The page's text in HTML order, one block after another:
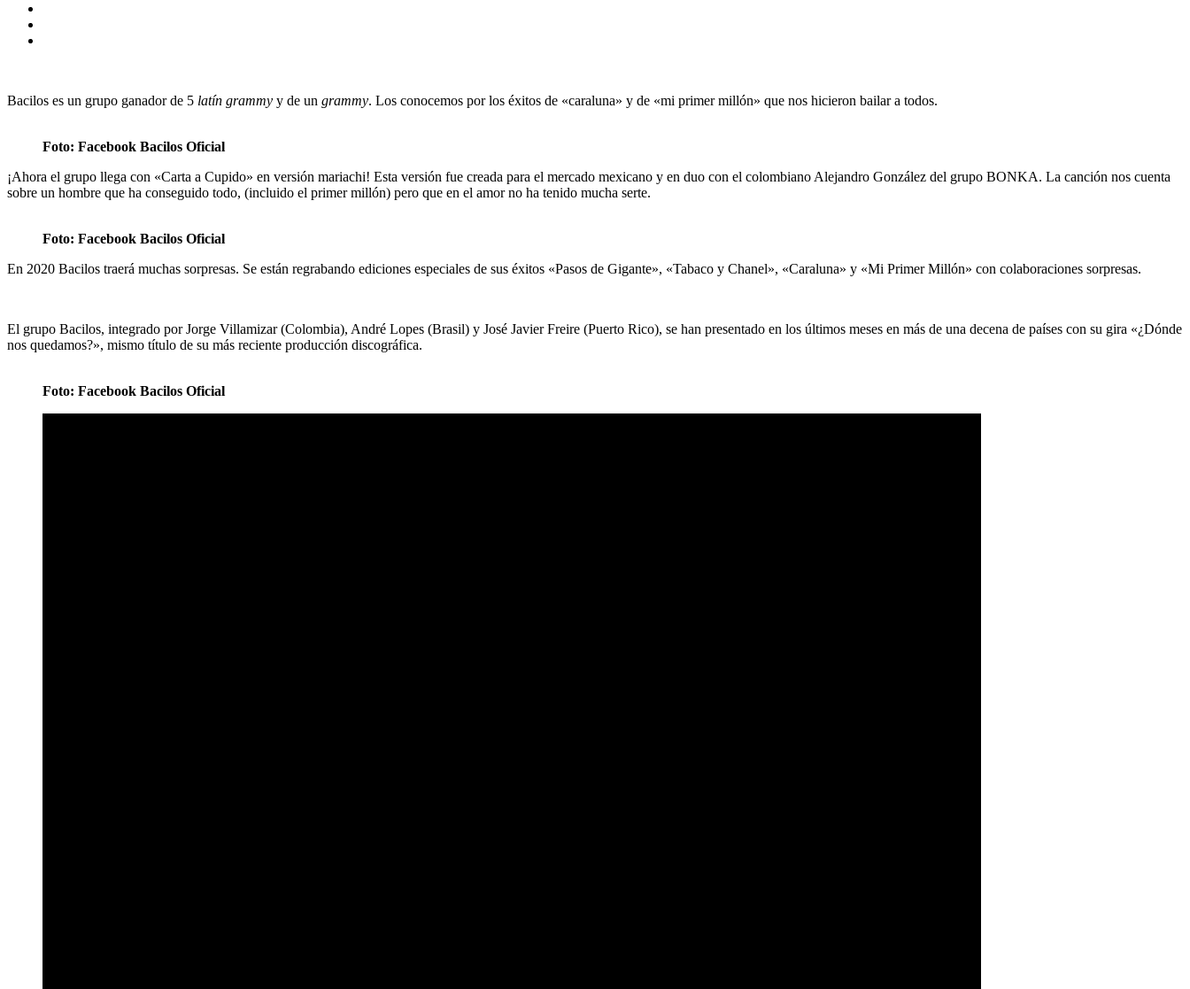
Bacilos es un grupo ganador de 5 latín grammy y de un grammy. Los conocemos por los éxitos de «caraluna» y de «mi primer millón» que nos hicieron bailar a todos.
Foto: Facebook Bacilos Oficial
¡Ahora el grupo llega con «Carta a Cupido» en versión mariachi! Esta versión fue creada para el mercado mexicano y en duo con el colombiano Alejandro González del grupo BONKA. La canción nos cuenta
sobre un hombre que ha conseguido todo, (incluido el primer millón) pero que en el amor no ha tenido mucha serte.
Foto: Facebook Bacilos Oficial
En 2020 Bacilos traerá muchas sorpresas. Se están regrabando ediciones especiales de sus éxitos «Pasos de Gigante», «Tabaco y Chanel», «Caraluna» y «Mi Primer Millón» con colaboraciones sorpresas.
El grupo Bacilos, integrado por Jorge Villamizar (Colombia), André Lopes (Brasil) y José Javier Freire (Puerto Rico), se han presentado en los últimos meses en más de una decena de países con su gira «¿Dónde
nos quedamos?», mismo título de su más reciente producción discográfica.
Foto: Facebook Bacilos Oficial